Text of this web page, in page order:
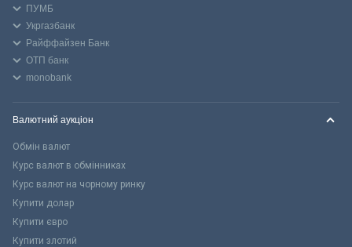
ПУМБ
Укргазбанк
Райффайзен Банк
ОТП банк
monobank
Валютний аукціон
Обмін валют
Курс валют в обмінниках
Курс валют на чорному ринку
Купити долар
Купити євро
Купити злотий